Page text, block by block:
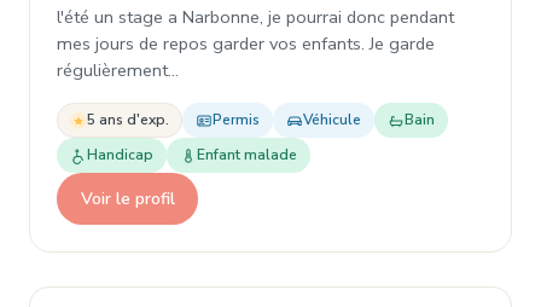
l'été un stage a Narbonne, je pourrai donc pendant
mes jours de repos garder vos enfants. Je garde
régulièrement…
5 ans d'exp. Permis Véhicule
Bain
Handicap
Enfant malade
Voir le profil